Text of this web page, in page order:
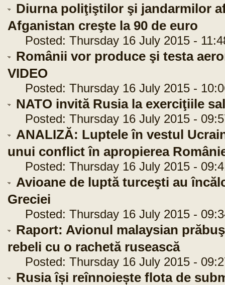
Diurna poliţiştilor şi jandarmilor
Afganistan creşte la 90 de euro
Posted: Thursday 16 July 2015 -
Românii vor produce şi testa
VIDEO
Posted: Thursday 16 July 2015 -
NATO invită Rusia la exerciţiile
Posted: Thursday 16 July 2015 -
ANALIZĂ: Luptele în vestul
unui conflict în apropierea
Posted: Thursday 16 July 2015 -
Avioane de luptă turceşti au
Greciei
Posted: Thursday 16 July 2015 -
Raport: Avionul malaysian
rebeli cu o rachetă rusească
Posted: Thursday 16 July 2015 -
Rusia își reînnoiește flota de